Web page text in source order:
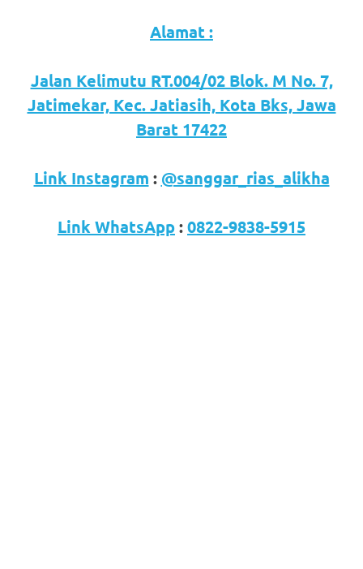
Alamat :
Jalan Kelimutu RT.004/02 Blok. M No. 7,
Jatimekar, Kec. Jatiasih, Kota Bks, Jawa
Barat 17422
Link Instagram : @sanggar_rias_alikha
Link WhatsApp:0822-9838-5915